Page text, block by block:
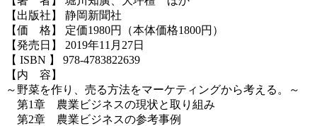
【出版社】 静岡新聞社
【価 格】 定価1980円（本体価格1800円）
【発売日】 2019年11月27日
【 ISBN 】 978-4783822639
【内 容】
～野菜を作り、売る方法をマーケティングから考える。～
第1章 農業ビジネスの現状と取り組み
第2章 農業ビジネスの参考事例